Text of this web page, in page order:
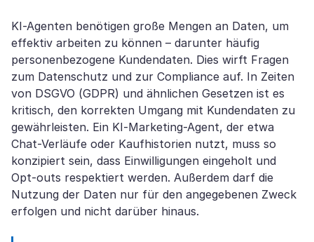
KI-Agenten benötigen große Mengen an Daten, um
effektiv arbeiten zu können – darunter häufig
personenbezogene Kundendaten. Dies wirft Fragen
zum Datenschutz und zur Compliance auf. In Zeiten
von DSGVO (GDPR) und ähnlichen Gesetzen ist es
kritisch, den korrekten Umgang mit Kundendaten zu
gewährleisten. Ein KI-Marketing-Agent, der etwa
Chat-Verläufe oder Kaufhistorien nutzt, muss so
konzipiert sein, dass Einwilligungen eingeholt und
Opt-outs respektiert werden. Außerdem darf die
Nutzung der Daten nur für den angegebenen Zweck
erfolgen und nicht darüber hinaus.